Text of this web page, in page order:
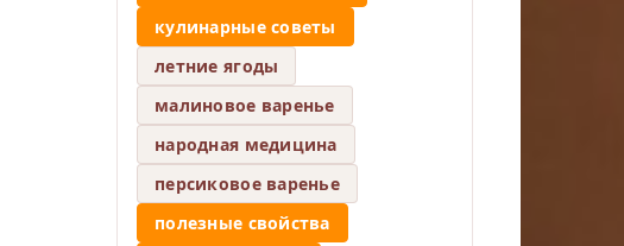
кулинарные советы
летние ягоды
малиновое варенье
народная медицина
персиковое варенье
полезные свойства